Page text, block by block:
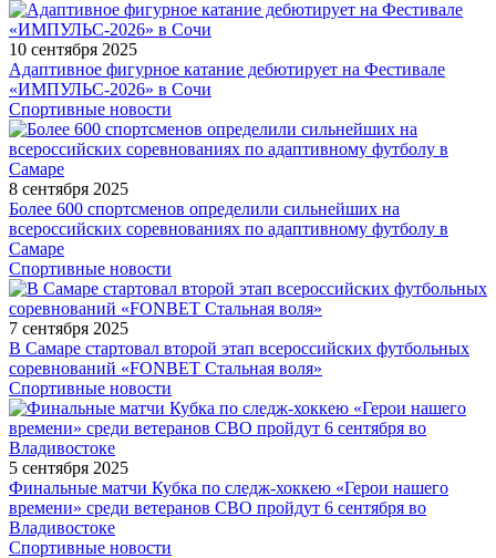
10 сентября 2025
Адаптивное фигурное катание дебютирует на Фестивале
«ИМПУЛЬС-2026» в Сочи
Спортивные новости
8 сентября 2025
Более 600 спортсменов определили сильнейших на
всероссийских соревнованиях по адаптивному футболу в
Самаре
Спортивные новости
7 сентября 2025
В Самаре стартовал второй этап всероссийских футбольных
соревнований «FONBET Стальная воля»
Спортивные новости
5 сентября 2025
Финальные матчи Кубка по следж-хоккею «Герои нашего
времени» среди ветеранов СВО пройдут 6 сентября во
Владивостоке
Спортивные новости